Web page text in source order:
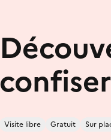
Visite libre Gratuit Sur